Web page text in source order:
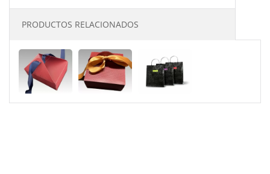
PRODUCTOS RELACIONADOS